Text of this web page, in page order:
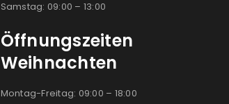
Samstag: 09:00 – 13:00
Öffnungszeiten
Weihnachten
Montag-Freitag: 09:00 – 18:00